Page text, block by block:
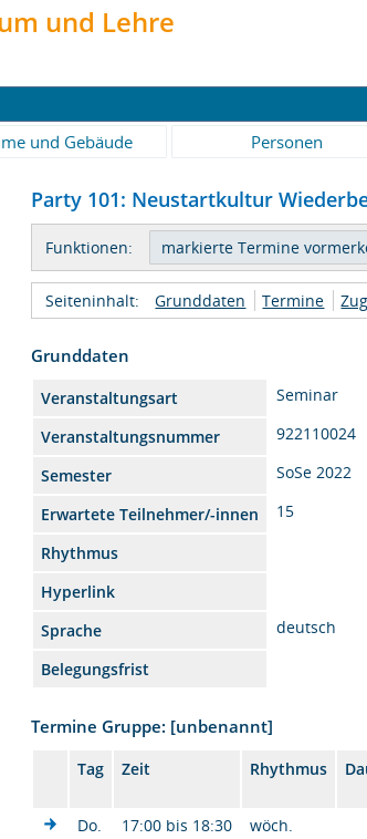
und Lehre
und Gebäude Personen
Party 101: Neustartkultur
Funktionen:
Seiteninhalt: Grunddaten Termine
Grunddaten
Veranstaltungsart Seminar
Veranstaltungsnummer
922110024
Semester
SoSe 2022
Erwartete Teilnehmer/-innen
15
Rhythmus
Hyperlink
Sprache
deutsch
Belegungsfrist
Termine Gruppe: [unbenannt]
Tag Zeit Rhythmus
Do. 17:00 bis 18:30
wöch.